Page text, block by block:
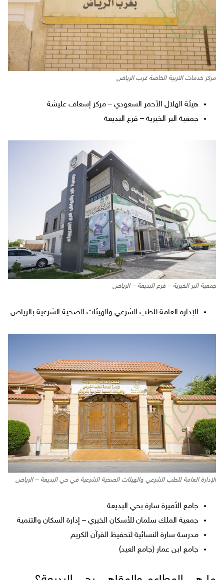
مركز خدمات التربية الخاصة غرب الرياض
هيئة الهلال الأحمر السعودي – مركز إسعاف عليشة
جمعية البر الخيرية – فرع البديعة
جمعية البر الخيرية – فرع البديعة – الرياض
الإدارة العامة للطب الشرعي والهيئات الصحية الشرعية بالرياض
الإدارة العامة للطب الشرعي والهيئات الصحية الشرعية في حي البديعة – الرياض
جامع الأميرة سارة بحي البديعة
جمعية الملك سلمان للأسكان الخيري – إدارة السكان والتنمية
مدرسة سارة النسائية لتحفيظ القرآن الكريم
جامع ابن عمار (جامع العيد)